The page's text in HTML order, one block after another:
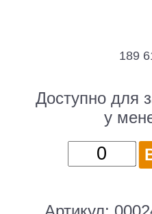
189
Доступно для
у
товара
PowerEdge